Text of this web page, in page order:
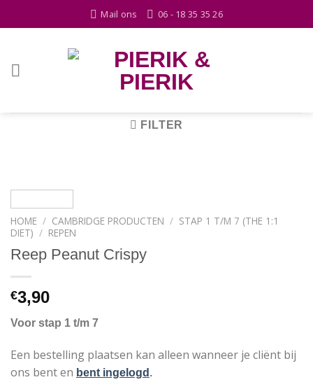
to
Mail ons 06 - 18 35 35 26
FILTER
HOME / CAMBRIDGE PRODUCTEN / STAP 1 T/M 7 (THE 1:1
DIET) / REPEN
Reep Peanut Crispy
€3,90
Voor stap 1 t/m 7
Een bestelling plaatsen kan alleen wanneer je cliënt bij
ons bent en bent ingelogd .